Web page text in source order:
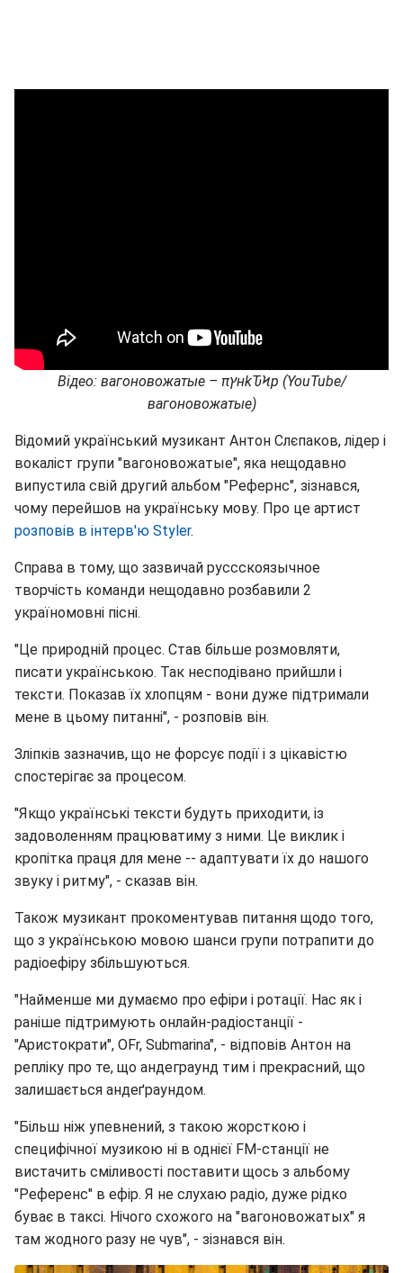
Відео: вагоновожатые – πץнkԎϞр (YouTube/
вагоновожатые)
Відомий український музикант Антон Слєпаков, лідер і
вокаліст групи "вагоновожатые", яка нещодавно
випустила свій другий альбом "Рефернс", зізнався,
чому перейшов на українську мову. Про це артист
розповів в інтерв'ю Styler.
Справа в тому, що зазвичай руссскоязычное
творчість команди нещодавно розбавили 2
україномовні пісні.
"Це природній процес. Став більше розмовляти,
писати українською. Так несподівано прийшли і
тексти. Показав їх хлопцям - вони дуже підтримали
мене в цьому питанні", - розповів він.
Зліпків зазначив, що не форсує події і з цікавістю
спостерігає за процесом.
"Якщо українські тексти будуть приходити, із
задоволенням працюватиму з ними. Це виклик і
кропітка праця для мене -- адаптувати їх до нашого
звуку і ритму", - сказав він.
Також музикант прокоментував питання щодо того,
що з українською мовою шанси групи потрапити до
радіоефіру збільшуються.
"Найменше ми думаємо про ефіри і ротації. Нас як і
раніше підтримують онлайн-радіостанції -
"Аристократи", OFr, Submarina", - відповів Антон на
репліку про те, що андеграунд тим і прекрасний, що
залишається андеґраундом.
"Більш ніж упевнений, з такою жорсткою і
специфічної музикою ні в однієї FM-станції не
вистачить сміливості поставити щось з альбому
"Референс" в ефір. Я не слухаю радіо, дуже рідко
буває в таксі. Нічого схожого на "вагоновожатых" я
там жодного разу не чув", - зізнався він.